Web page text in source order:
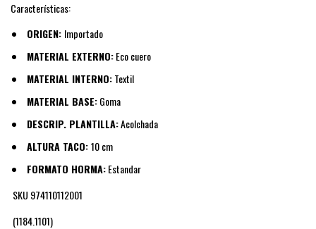
Características:
ORIGEN: Importado
MATERIAL EXTERNO:Eco cuero
MATERIAL INTERNO:Textil
MATERIAL BASE:Goma
DESCRIP. PLANTILLA:Acolchada
ALTURA TACO:10 cm
FORMATO HORMA:Estandar
SKU 974110112001
(1184.1101)